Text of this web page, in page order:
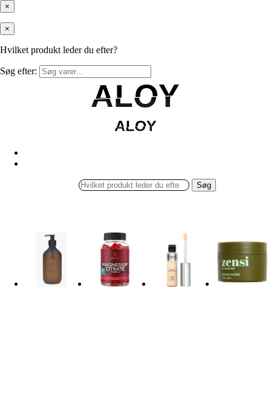
×
×
Hvilket produkt leder du efter?
Søg efter:
ALOY
ALOY
ALOY
ALOY
Søg